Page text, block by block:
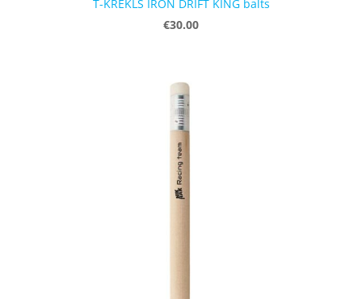
T-KREKLS IRON DRIFT KING balts
€30.00